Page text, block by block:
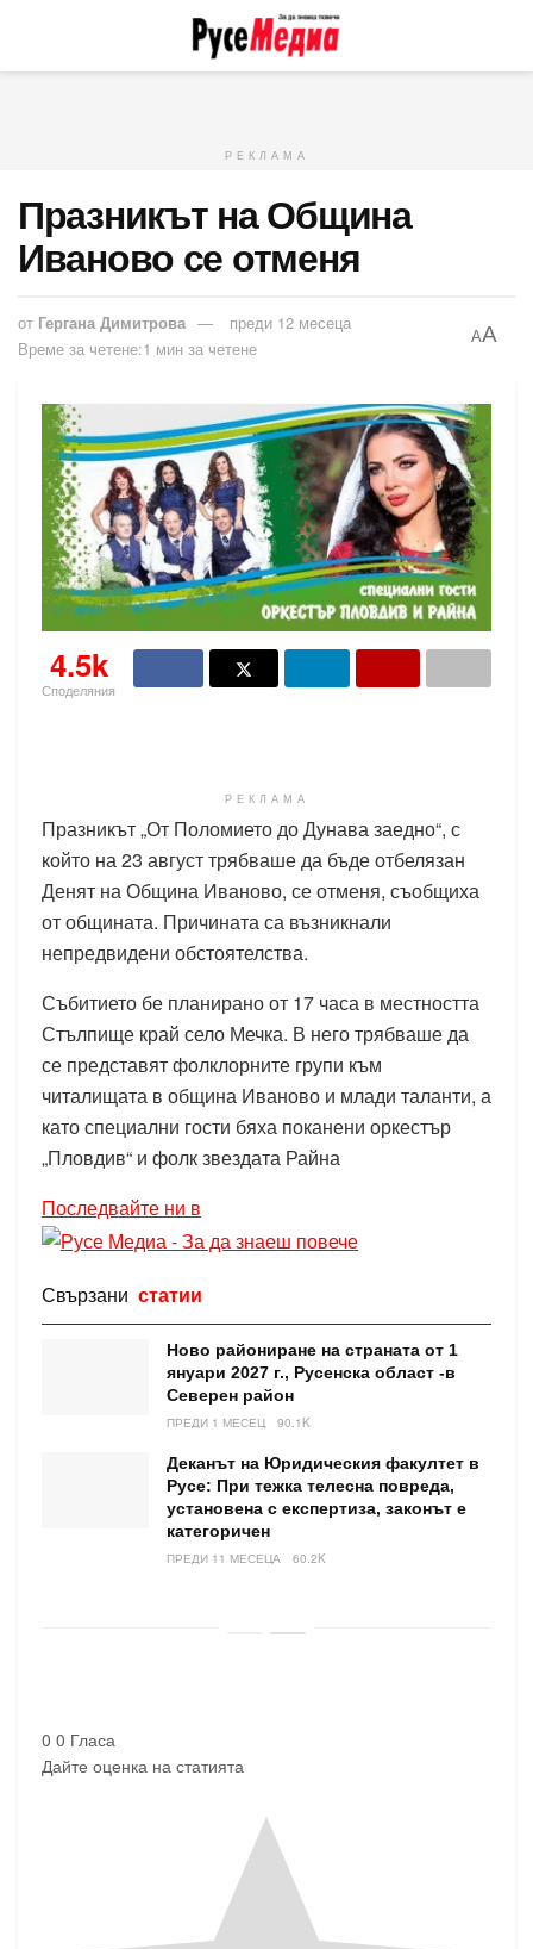
РЕКЛАМА
Празникът на Община
Иваново се отменя
от Гергана Димитрова
преди 12 месеца
Време за четене:1 мин за четене
AA
4.5k
Споделяния
РЕКЛАМА
Празникът „От Поломието до Дунава заедно“, с
който на 23 август трябваше да бъде отбелязан
Денят на Община Иваново, се отменя, съобщиха
от общината. Причината са възникнали
непредвидени обстоятелства.
Събитието бе планирано от 17 часа в местността
Стълпище край село Мечка. В него трябваше да
се представят фолклорните групи към
читалищата в община Иваново и млади таланти, а
като специални гости бяха поканени оркестър
„Пловдив“ и фолк звездата Райна
Последвайте ни в
Свързани статии
Ново райониране на страната от 1
януари 2027 г., Русенска област -в
Северен район
ПРЕДИ 1 МЕСЕЦ 90.1K
Деканът на Юридическия факултет в
Русе: При тежка телесна повреда,
установена с експертиза, законът е
категоричен
ПРЕДИ 11 МЕСЕЦА 60.2K
0 0 Гласа
Дайте оценка на статията